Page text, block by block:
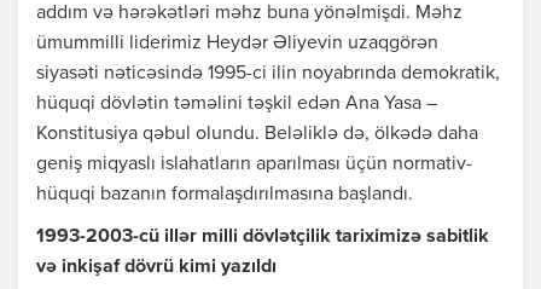
addım və hərəkətləri məhz buna yönəlmişdi. Məhz
ümummilli liderimiz Heydər Əliyevin uzaqgörən
siyasəti nəticəsində 1995-ci ilin noyabrında demokratik,
hüquqi dövlətin təməlini təşkil edən Ana Yasa –
Konstitusiya qəbul olundu. Beləliklə də, ölkədə daha
geniş miqyaslı islahatların aparılması üçün normativ-
hüquqi bazanın formalaşdırılmasına başlandı.
1993-2003-cü illər milli dövlətçilik tariximizə sabitlik
və inkişaf dövrü kimi yazıldı